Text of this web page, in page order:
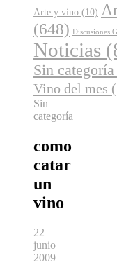
Arte y vino (10)
(648) Discusiones
Noticias
Sin categoría
Vino del mes
Sin
categoría
como
catar
un
vino
22
junio
2009